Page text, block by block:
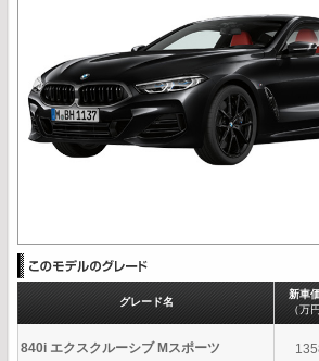
グレード名
新車
（万
840i エクスクルーシブ Mスポーツ